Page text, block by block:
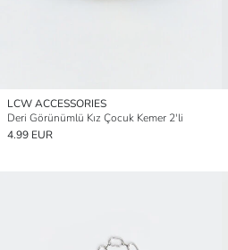
LCW ACCESSORIES
Deri Görünümlü Kız Çocuk Kemer 2'li
4.99 EUR